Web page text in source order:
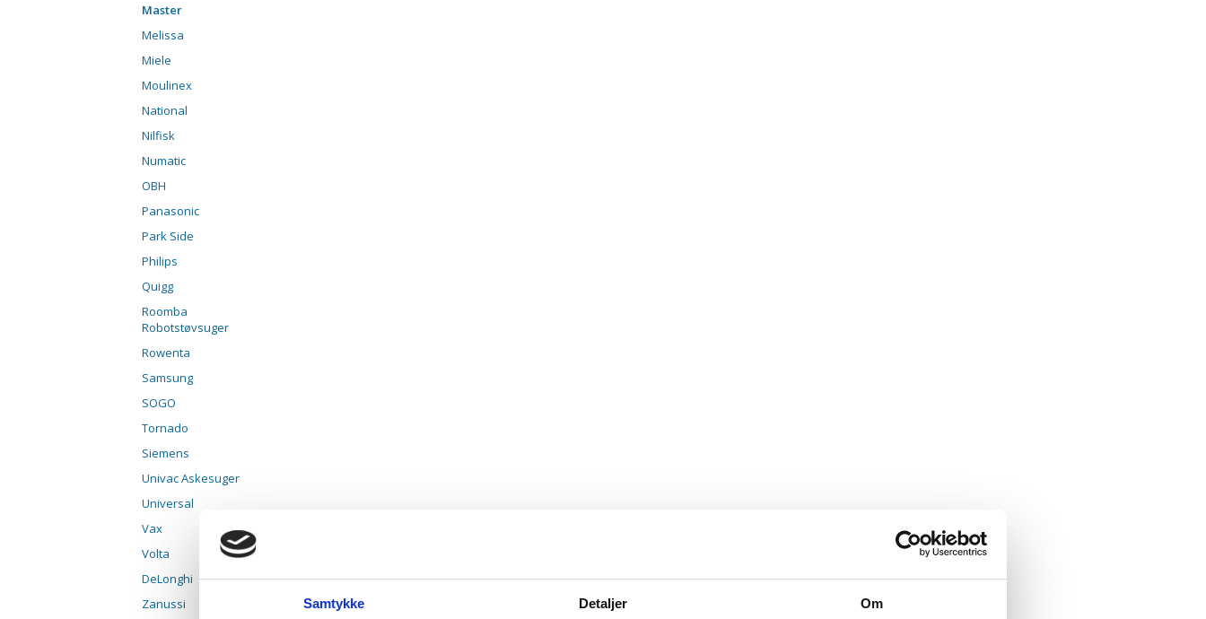
Samtykke Detaljer Om
Master
Melissa
Miele
Moulinex
National
Nilfisk
Numatic
OBH
Panasonic
Park Side
Philips
Quigg
Roomba
Robotstøvsuger
Rowenta
Samsung
SOGO
Tornado
Siemens
Univac Askesuger
Universal
Vax
Volta
DeLonghi
Zanussi